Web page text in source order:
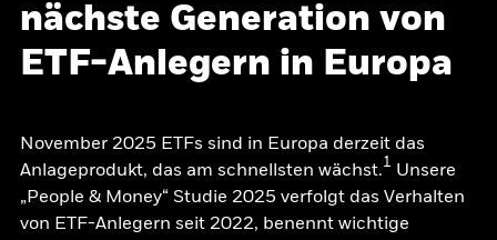
nächste Generation von
ETF-Anlegern in Europa
November 2025 ETFs sind in Europa derzeit das
Anlageprodukt, das am schnellsten wächst.1 Unsere
„People & Money“ Studie 2025 verfolgt das Verhalten
von ETF-Anlegern seit 2022, benennt wichtige